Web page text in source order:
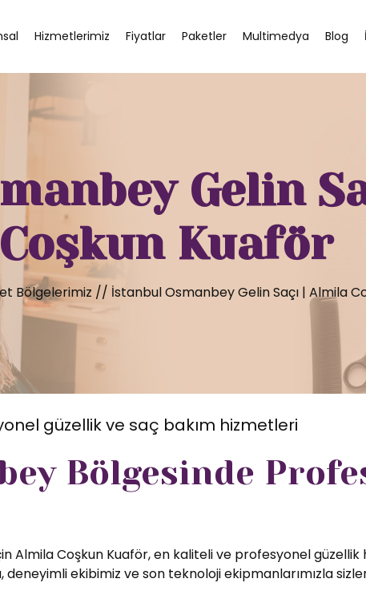
Hizmetlerimiz Fiyatlar Paketler Multimedya Blog
Gelin
Coşkun Kuaför
Bölgelerimiz // İstanbul Osmanbey Gelin Saçı | Almila
güzellik ve saç bakım hizmetleri
Bölgesinde
Almila Coşkun Kuaför, en kaliteli ve profesyonel
ekibimiz ve son teknoloji ekipmanlarımızla